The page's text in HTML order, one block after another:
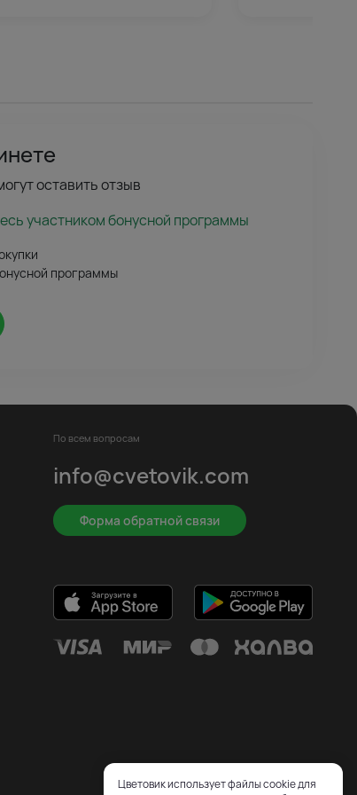
оставить отзыв
участником бонусной программы
программы
По всем вопросам
info@cvetovik.com
Форма обратной связи
Цветовик использует файлы cookie для